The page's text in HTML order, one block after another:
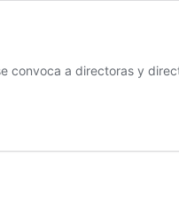
convoca a directoras y